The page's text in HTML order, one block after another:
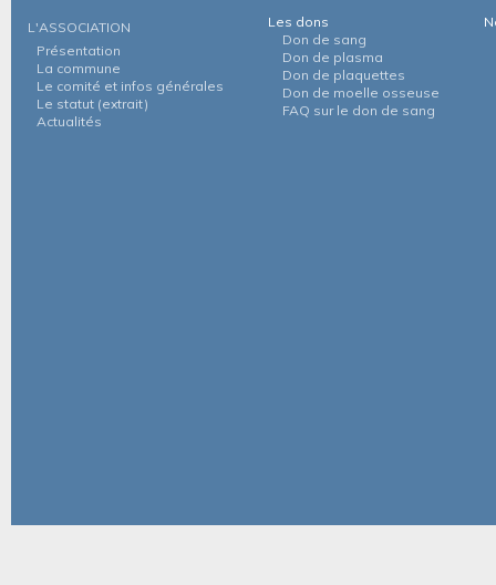
L'ASSOCIATION
Présentation
La commune
Le comité et infos générales
Le statut (extrait)
Actualités
Les dons
Don de sang
Don de plasma
Don de plaquettes
Don de moelle osseuse
FAQ sur le don de sang